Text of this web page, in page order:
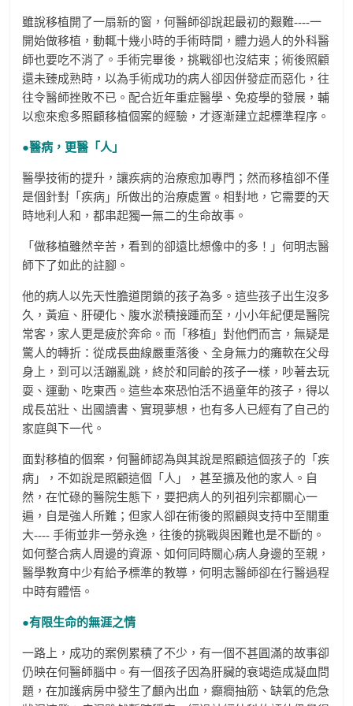
雖說移植開了一扇新的窗，何醫師卻說起最初的艱難----一
開始做移植，動輒十幾小時的手術時間，體力過人的外科醫
師也要吃不消了。手術完畢後，挑戰卻也沒結束；術後照顧
還未臻成熟時，以為手術成功的病人卻因併發症而惡化，往
往令醫師挫敗不已。配合近年重症醫學、免疫學的發展，輔
以愈來愈多照顧移植個案的經驗，才逐漸建立起標準程序。
●醫病，更醫「人」
醫學技術的提升，讓疾病的治療愈加專門；然而移植卻不僅
是個針對「疾病」所做出的治療處置。相對地，它需要的天
時地利人和，都串起獨一無二的生命故事。
「做移植雖然辛苦，看到的卻遠比想像中的多！」何明志醫
師下了如此的註腳。
他的病人以先天性膽道閉鎖的孩子為多。這些孩子出生沒多
久，黃疸、肝硬化、腹水淤積接踵而至，小小年紀便是醫院
常客，家人更是疲於奔命。而「移植」對他們而言，無疑是
驚人的轉折：從成長曲線嚴重落後、全身無力的癱軟在父母
身上，到可以活蹦亂跳，終於和同齡的孩子一樣，吵著去玩
耍、運動、吃東西。這些本來恐怕活不過童年的孩子，得以
成長茁壯、出國讀書、實現夢想，也有多人已經有了自己的
家庭與下一代。
面對移植的個案，何醫師認為與其說是照顧這個孩子的「疾
病」，不如說是照顧這個「人」，甚至擴及他的家人。自
然，在忙碌的醫院生態下，要把病人的列祖列宗都關心一
遍，自是強人所難；但家人卻在術後的照顧與支持中至關重
大---- 手術並非一勞永逸，往後的挑戰與困難也是不斷的。
如何整合病人周邊的資源、如何同時關心病人身邊的至親，
醫學教育中少有給予標準的教導，何明志醫師卻在行醫過程
中時有體悟。
●有限生命的無涯之情
一路上，成功的案例累積了不少，有一個不甚圓滿的故事卻
仍映在何醫師腦中。有一個孩子因為肝臟的衰竭造成凝血問
題，在加護病房中發生了顱內出血，癲癇抽筋、缺氧的危急